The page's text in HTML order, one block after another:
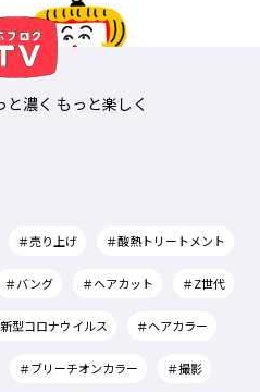
濃く もっと楽しく
＃売り上げ ＃酸熱トリートメント
＃バング ＃ヘアカット ＃Z世代
型コロナウイルス ＃ヘアカラー
＃ブリーチオンカラー ＃撮影